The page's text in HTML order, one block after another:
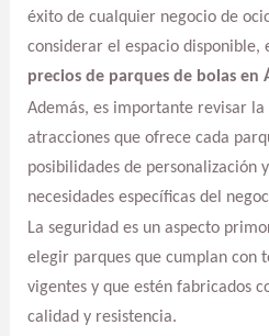
éxito de cualquier negocio de
considerar el espacio disponible,
precios de parques de bolas en
Además, es importante revisar la
atracciones que ofrece cada
posibilidades de personalización
necesidades específicas del
La seguridad es un aspecto
elegir parques que cumplan con
vigentes y que estén fabricados
calidad y resistencia.